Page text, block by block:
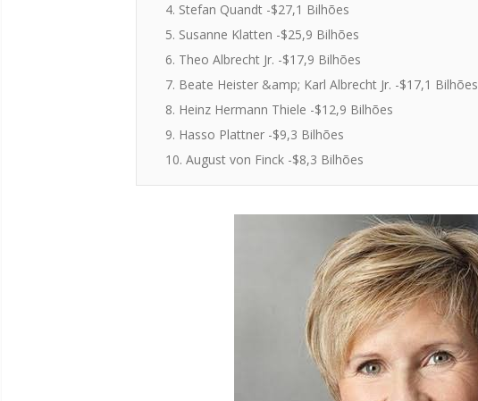
4. Stefan Quandt -$27,1 Bilhões
5. Susanne Klatten -$25,9 Bilhões
6. Theo Albrecht Jr. -$17,9 Bilhões
7. Beate Heister &amp; Karl Albrecht Jr. -$17,1 Bilhões
8. Heinz Hermann Thiele -$12,9 Bilhões
9. Hasso Plattner -$9,3 Bilhões
10. August von Finck -$8,3 Bilhões